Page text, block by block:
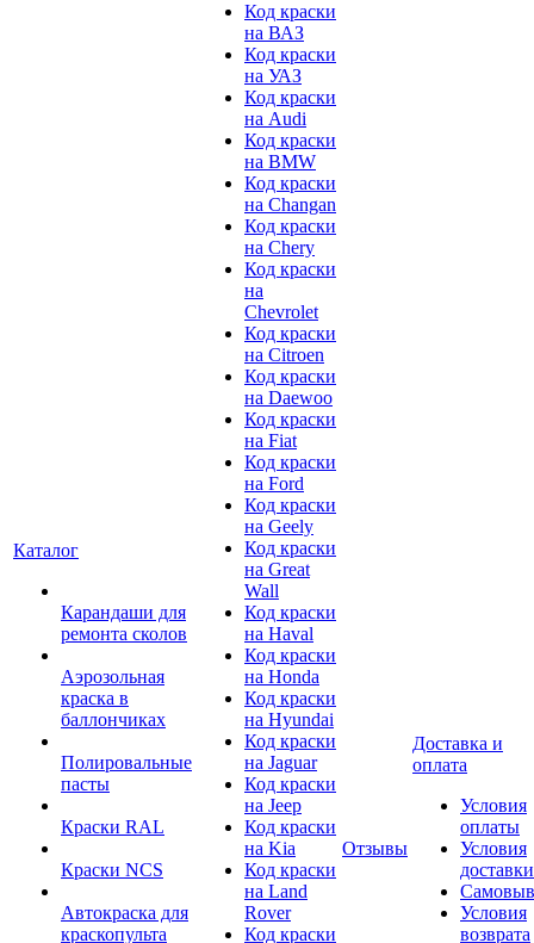
Каталог
Карандаши для
ремонта сколов
Аэрозольная
краска в
баллончиках
Полировальные
пасты
Краски RAL
Краски NCS
Автокраска для
краскопульта
Код краски
на ВАЗ
Код краски
на УАЗ
Код краски
на Audi
Код краски
на BMW
Код краски
на Changan
Код краски
на Chery
Код краски
на
Chevrolet
Код краски
на Citroen
Код краски
на Daewoo
Код краски
на Fiat
Код краски
на Ford
Код краски
на Geely
Код краски
на Great
Wall
Код краски
на Haval
Код краски
на Honda
Код краски
на Hyundai
Код краски
на Jaguar
Код краски
на Jeep
Код краски
на Kia
Код краски
на Land
Rover
Код краски
Отзывы
Доставка и
оплата
Условия
оплаты
Условия
доставки
Условия
возврата